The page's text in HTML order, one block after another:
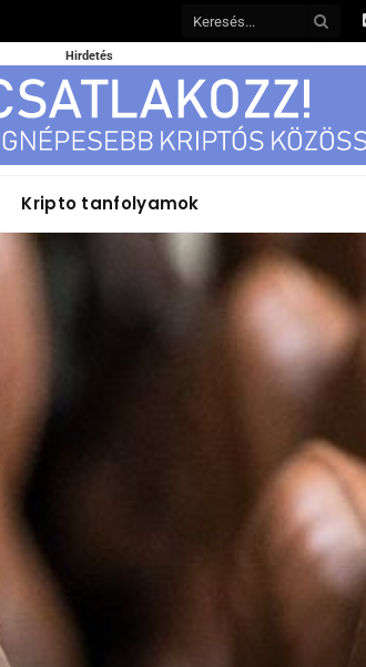
Hirdetés
Kripto tanfolyamok